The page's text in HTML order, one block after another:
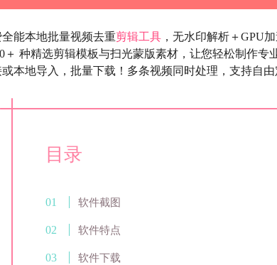
全能本地批量视频去重剪辑工具 ，无水印解析＋GPU
＋ 种精选剪辑模板与扫光蒙版素材，让您轻松制作
本地导入，批量下载！多条视频同时处理，支持自
目录
软件截图
软件特点
软件下载